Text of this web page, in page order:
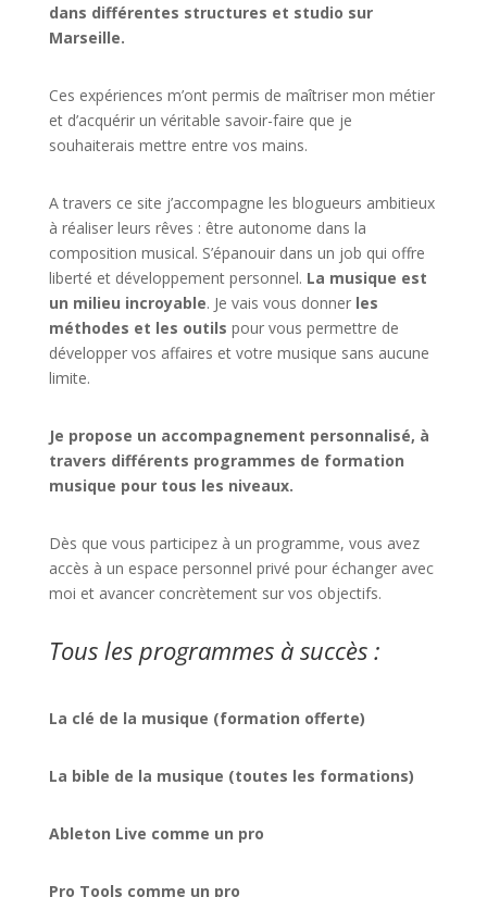
dans différentes structures et studio sur
Marseille.
Ces expériences m’ont permis de maîtriser mon métier
et d’acquérir un véritable savoir-faire que je
souhaiterais mettre entre vos mains.
A travers ce site j’accompagne les blogueurs ambitieux
à réaliser leurs rêves : être autonome dans la
composition musical. S’épanouir dans un job qui offre
liberté et développement personnel. La musique est
un milieu incroyable. Je vais vous donner les
méthodes et les outils pour vous permettre de
développer vos affaires et votre musique sans aucune
limite.
Je propose un accompagnement personnalisé, à
travers différents programmes de formation
musique pour tous les niveaux.
Dès que vous participez à un programme, vous avez
accès à un espace personnel privé pour échanger avec
moi et avancer concrètement sur vos objectifs.
Tous les programmes à succès :
La clé de la musique (formation offerte)
La bible de la musique (toutes les formations)
Ableton Live comme un pro
Pro Tools comme un pro